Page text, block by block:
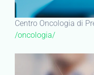
Centro Oncologia di
/oncologia/